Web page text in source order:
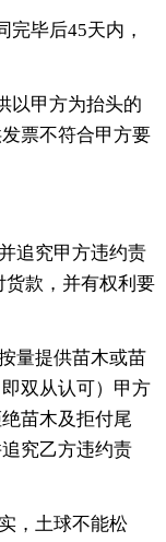
毕后45天内，
以甲方为抬头的
票不符合甲方要
追究甲方违约责
货款，并有权利要
量提供苗木或苗
双从认可）甲方
苗木及拒付尾
究乙方违约责
，土球不能松